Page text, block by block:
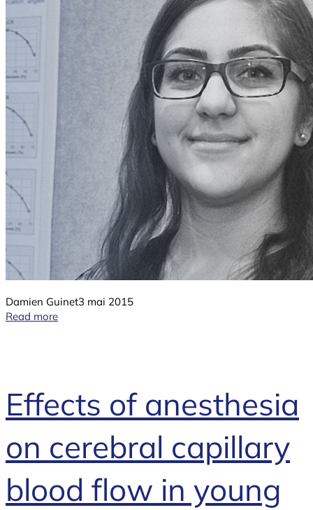
Damien Guinet3 mai 2015
Read more
Effects of anesthesia
on cerebral capillary
blood flow in young